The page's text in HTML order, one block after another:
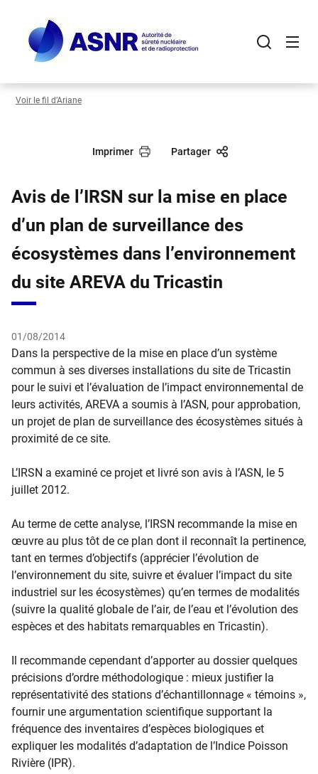
contenu
principal
Voir le fil d’Ariane
Imprimer Partager
Avis de l’IRSN sur la mise en place
d’un plan de surveillance des
écosystèmes dans l’environnement
du site AREVA du Tricastin
01/08/2014
​​​Dans la perspective de la mise en place d’un système
commun à ses diverses installations du site de Tricastin
pour le suivi et l’évaluation de l’impact environnemental de
leurs activités, AREVA a soumis à l’ASN, pour approbation,
un projet de plan de surveillance des écosystèmes situés à
proximité de ce site.
L’IRSN a examiné ce projet et livré son avis à l’ASN, le 5
juillet 2012.
Au terme de cette analyse, l’IRSN recommande la mise en
œuvre au plus tôt de ce plan dont il reconnaît la pertinence,
tant en termes d’objectifs (apprécier l’évolution de
l’environnement du site, suivre et évaluer l’impact du site
industriel sur les écosystèmes) qu’en termes de modalités
(suivre la qualité globale de l’air, de l’eau et l’évolution des
espèces et des habitats remarquables en Tricastin).
Il recommande cependant d’apporter au dossier quelques
précisions d’ordre méthodologique : mieux justifier la
représentativité des stations d’échantillonnage « témoins »,
fournir une argumentation scientifique supportant la
fréquence des inventaires d’espèces biologiques et
expliquer les modalités d’adaptation de l’Indice Poisson
Rivière (IPR).